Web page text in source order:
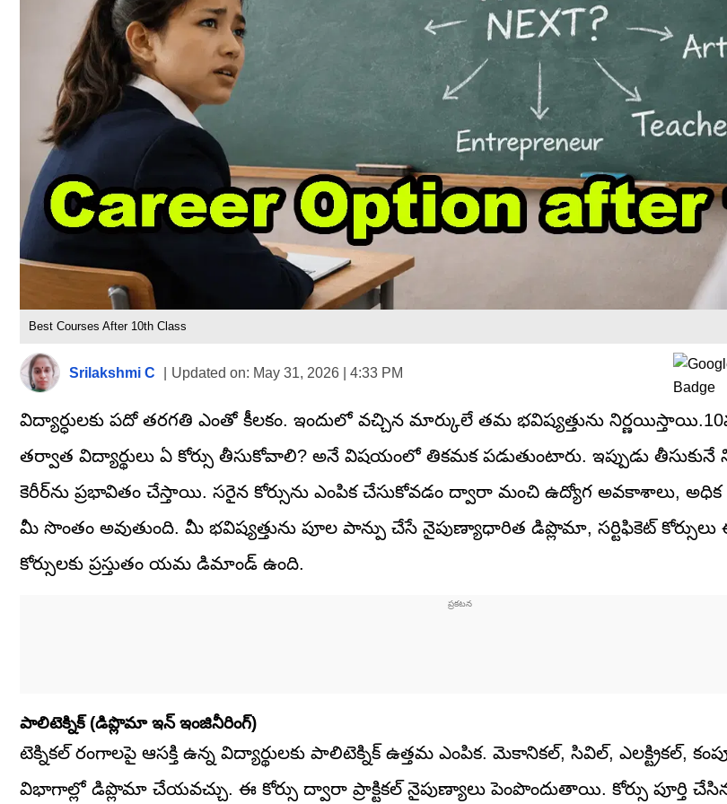
Best Courses After 10th Class
Srilakshmi C Updated on: May 31, 2026 | 4:33 PM
విద్యార్ధులకు పదో తరగతి ఎంతో కీలకం. ఇందులో వచ్చిన మార్కులే తమ భవిష్యత్తును
తర్వాత విద్యార్థులు ఏ కోర్సు తీసుకోవాలి? అనే విషయంలో తికమక పడుతుంటారు. ఇప్పుడు
కెరీర్‌ను ప్రభావితం చేస్తాయి. సరైన కోర్సును ఎంపిక చేసుకోవడం ద్వారా మంచి ఉద్యోగ అవకాశాలు, అధిక
మీ సొంతం అవుతుంది. మీ భవిష్యత్తును పూల పాన్పు చేసే నైపుణ్యాధారిత డిప్లొమా, సర్టిఫికెట్
కోర్సులకు ప్రస్తుతం యమ డిమాండ్ ఉంది.
పాలిటెక్నిక్ (డిప్లొమా ఇన్ ఇంజినీరింగ్)
టెక్నికల్ రంగాలపై ఆసక్తి ఉన్న విద్యార్థులకు పాలిటెక్నిక్ ఉత్తమ ఎంపిక. మెకానికల్, సివిల్, ఎలక్ట్రికల్,
విభాగాల్లో డిప్లొమా చేయవచ్చు. ఈ కోర్సు ద్వారా ప్రాక్టికల్ నైపుణ్యాలు పెంపొందుతాయి. కోర్సు పూర్తి